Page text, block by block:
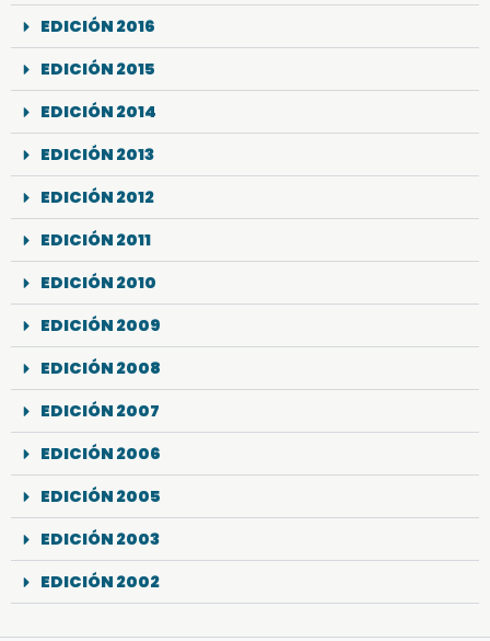
EDICIÓN 2016
EDICIÓN 2015
EDICIÓN 2014
EDICIÓN 2013
EDICIÓN 2012
EDICIÓN 2011
EDICIÓN 2010
EDICIÓN 2009
EDICIÓN 2008
EDICIÓN 2007
EDICIÓN 2006
EDICIÓN 2005
EDICIÓN 2003
EDICIÓN 2002